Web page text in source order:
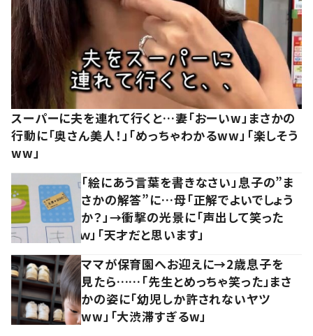
スーパーに夫を連れて行くと…妻「おーいw」まさかの
行動に「奥さん美人！」「めっちゃわかるww」「楽しそう
ww」
「絵にあう言葉を書きなさい」息子の”ま
さかの解答”に…母「正解でよいでしょう
か？」→衝撃の光景に「声出して笑った
ｗ」「天才だと思います」
ママが保育園へお迎えに→2歳息子を
見たら……「先生とめっちゃ笑った」まさ
かの姿に「幼児しか許されないヤツ
ww」「大渋滞すぎるw」